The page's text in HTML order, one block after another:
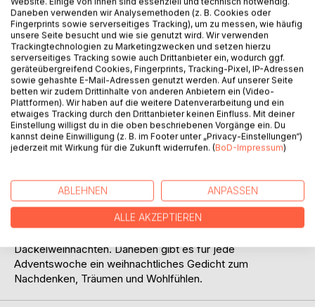
BESCHREIBUNG
Die schönste Geschichtenzeit im Jahr ist die Adventszeit.
Die Tage und Nächte werden kälter, Tee und Glühwein
wärmen das Innere und am schönsten wird es dann, wenn
Schneeflocken die Welt ruhiger machen. Rote Kerzen,
Tannengrün begleitet durch diese wundervolle Zeit. Es ist
Der Seemann, Hoffnung und Zuversicht in Das Mädchen
und der Stern, ein Aufruf zur Besinnlichkeit und
Nächstenliebe in Weihnachten und Schwefelhölzer und
Dackelweihnachten. Daneben gibt es für jede
Adventswoche ein weihnachtliches Gedicht zum
Nachdenken, Träumen und Wohlfühlen.
Daneben verwenden wir Analysemethoden (z. B. Cookies oder
Fingerprints sowie serverseitiges Tracking), um zu messen, wie häufig
unsere Seite besucht und wie sie genutzt wird. Wir verwenden
Trackingtechnologien zu Marketingzwecken und setzen hierzu
serverseitiges Tracking sowie auch Drittanbieter ein, wodurch ggf.
geräteübergreifend Cookies, Fingerprints, Tracking-Pixel, IP-Adressen
sowie gehashte E-Mail-Adressen genutzt werden. Auf unserer Seite
betten wir zudem Drittinhalte von anderen Anbietern ein (Video-
Plattformen). Wir haben auf die weitere Datenverarbeitung und ein
etwaiges Tracking durch den Drittanbieter keinen Einfluss. Mit deiner
Einstellung willigst du in die oben beschriebenen Vorgänge ein. Du
kannst deine Einwilligung (z. B. im Footer unter „Privacy-Einstellungen“)
jederzeit mit Wirkung für die Zukunft widerrufen. (BoD-Impressum)
ABLEHNEN ANPASSEN
ALLE AKZEPTIEREN